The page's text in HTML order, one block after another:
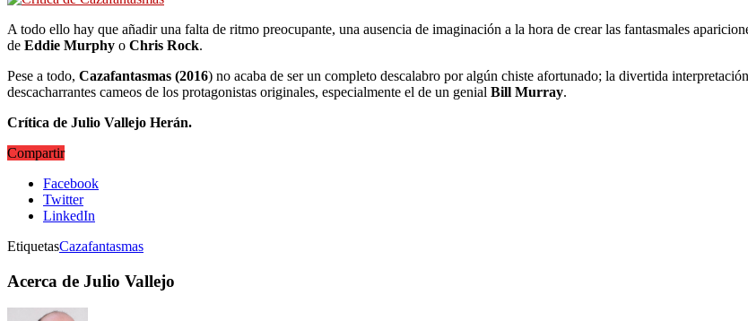
A todo ello hay que añadir una falta de ritmo preocupante, una ausencia de imaginación a la hora de crear las fantasmales
de Eddie Murphy o Chris Rock.
Pese a todo, Cazafantasmas (2016) no acaba de ser un completo descalabro por algún chiste afortunado; la divertida
descacharrantes cameos de los protagonistas originales, especialmente el de un genial Bill Murray.
Crítica de Julio Vallejo Herán.
Compartir
Facebook
Twitter
LinkedIn
EtiquetasCazafantasmas
Acerca de Julio Vallejo